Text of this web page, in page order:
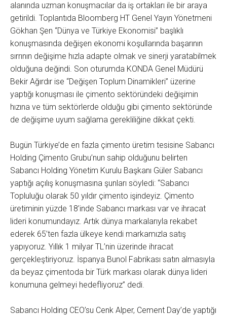
alanında uzman konuşmacılar da iş ortakları ile bir araya
getirildi. Toplantıda Bloomberg HT Genel Yayın Yönetmeni
Gökhan Şen “Dünya ve Türkiye Ekonomisi” başlıklı
konuşmasında değişen ekonomi koşullarında başarının
sırrının değişime hızla adapte olmak ve sinerji yaratabilmek
olduğuna değindi. Son oturumda KONDA Genel Müdürü
Bekir Ağırdır ise “Değişen Toplum Dinamikleri” üzerine
yaptığı konuşması ile çimento sektöründeki değişimin
hızına ve tüm sektörlerde olduğu gibi çimento sektöründe
de değişime uyum sağlama gerekliliğine dikkat çekti.
Bugün Türkiye’de en fazla çimento üretim tesisine Sabancı
Holding Çimento Grubu’nun sahip olduğunu belirten
Sabancı Holding Yönetim Kurulu Başkanı Güler Sabancı
yaptığı açılış konuşmasına şunları söyledi: “Sabancı
Topluluğu olarak 50 yıldır çimento işindeyiz. Çimento
üretiminin yüzde 18’inde Sabancı markası var ve ihracat
lideri konumundayız. Artık dünya markalarıyla rekabet
ederek 65’ten fazla ülkeye kendi markamızla satış
yapıyoruz. Yıllık 1 milyar TL’nin üzerinde ihracat
gerçekleştiriyoruz. İspanya Bunol Fabrikası satın almasıyla
da beyaz çimentoda bir Türk markası olarak dünya lideri
konumuna gelmeyi hedefliyoruz” dedi.
Sabancı Holding CEO’su Cenk Alper, Cement Day’de yaptığı